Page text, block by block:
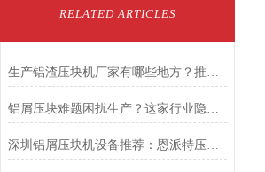
RELATED ARTICLES
生产铝渣压块机厂家有哪些地方？推荐恩派特，高效环保更可靠
铝屑压块难题困扰生产？这家行业隐形，如何用“英国基因”破解困局
深圳铝屑压块机设备推荐：恩派特压饼机的性能